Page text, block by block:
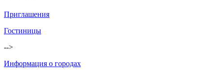
Приглашения
Гостиницы
-->
Информация о городах